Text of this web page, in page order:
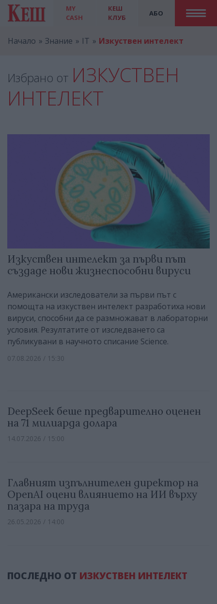
MY
CASH
АБО
КЕШ
КЛУБ
Начало Знание IT Изкуствен интелект
Избрано от ИЗКУСТВЕН
ИНТЕЛЕКТ
Изкуствен интелект за първи път
създаде нови жизнеспособни вируси
Американски изследователи за първи път с
помощта на изкуствен интелект разработиха нови
вируси, способни да се размножават в лабораторни
условия. Резултатите от изследването са
публикувани в научното списание Science.
07.08.2026 / 15:30
DeepSeek беше предварително оценен
на 71 милиарда долара
14.07.2026 / 15:00
Главният изпълнителен директор на
OpenAI оцени влиянието на ИИ върху
пазара на труда
26.05.2026 / 14:00
ПОСЛЕДНО ОТ ИЗКУСТВЕН ИНТЕЛЕКТ